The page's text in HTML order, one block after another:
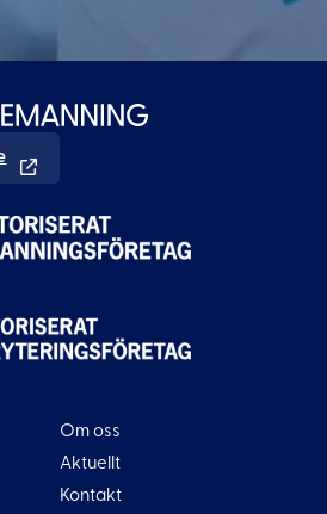
Om oss
Aktuellt
Kontakt